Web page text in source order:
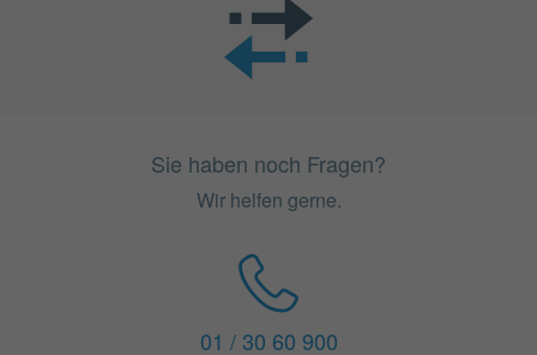
Sie haben noch Fragen?
Wir helfen gerne.
01 / 30 60 900